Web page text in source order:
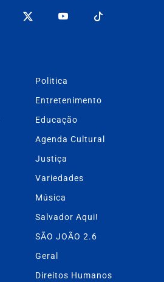
Politica
Entretenimento
Educação
Agenda Cultural
Justiça
Variedades
Música
Salvador Aqui!
SÃO JOÃO 2.6
Geral
Direitos Humanos